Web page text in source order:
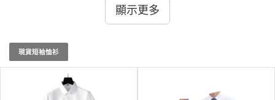
們提供快速訂製服務，確保您的團隊能夠在短時間內穿上專
屬的短袖恤衫。選擇iGift的現貨短袖恤衫，讓您的團隊訂製
的團隊擁有更多現貨短袖恤衫的選擇，體驗高效訂製的便
利！了解更多，請訪問我們的官網。
量 -MOQ: 1件起 ； 價格：HKD40 / 起, 視乎數量而定。
約需3-7天。
顯示更多
現貨短袖恤衫